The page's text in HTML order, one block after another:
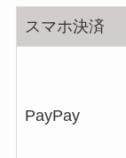
スマホ決済
PayPay